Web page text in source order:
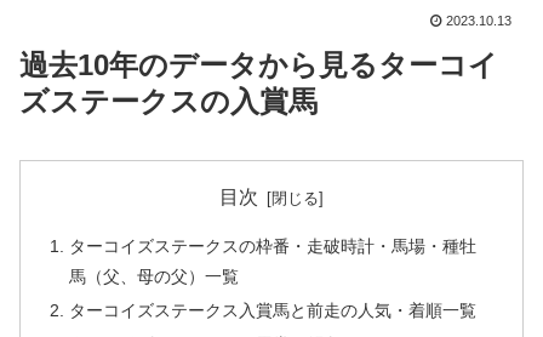
2023.10.13
過去10年のデータから見るターコイ
ズステークスの入賞馬
目次
ターコイズステークスの枠番・走破時計・馬場・種牡
馬（父、母の父）一覧
ターコイズステークス入賞馬と前走の人気・着順一覧